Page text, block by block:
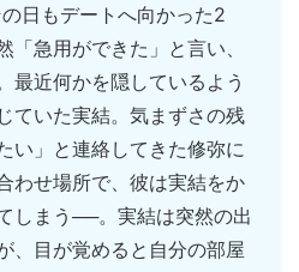
日もデートへ向かった2
「急用ができた」と言い、
最近何かを隠しているよう
ていた実結。気まずさの残
い」と連絡してきた修弥に
わせ場所で、彼は実結をか
しまう──。実結は突然の出
、目が覚めると自分の部屋